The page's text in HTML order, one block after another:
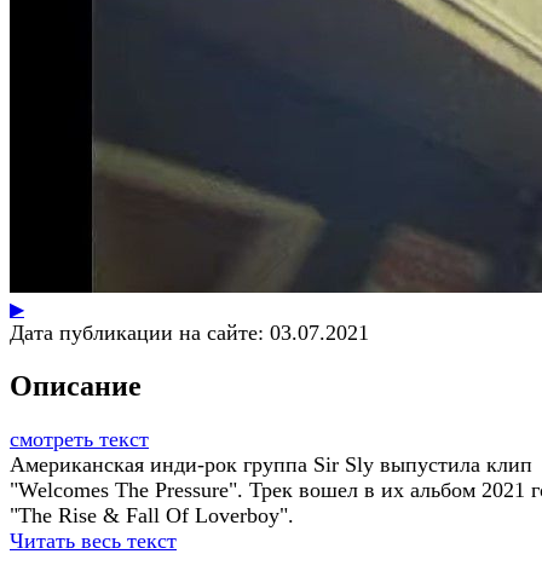
▶
Дата публикации на сайте: 03.07.2021
Описание
смотреть текст
Американская инди-рок группа Sir Sly выпустила клип
"Welcomes The Pressure". Трек вошел в их альбом 2021
"The Rise & Fall Of Loverboy".
Читать весь текст